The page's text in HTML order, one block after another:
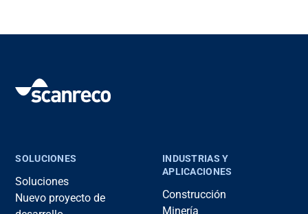
SOLUCIONES
Soluciones
Nuevo proyecto de
INDUSTRIAS Y
APLICACIONES
Construcción
Minería